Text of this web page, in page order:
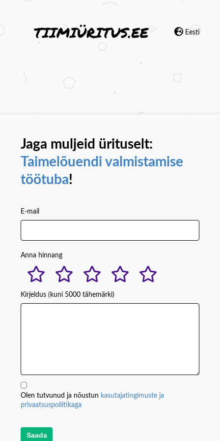
Eesti
Jaga muljeid ürituselt:
Taimelõuendi valmistamise
töötuba!
E-mail
Anna hinnang
Kirjeldus (kuni 5000 tähemärki)
Olen tutvunud ja nõustun kasutajatingimuste ja
privaatsuspoliitikaga
Saada